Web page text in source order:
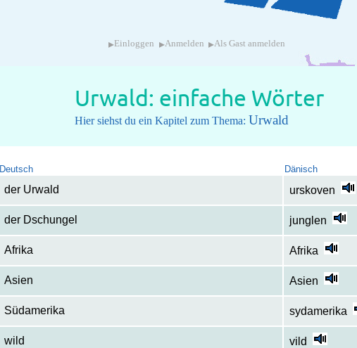
▸ Einloggen ▸Anmelden ▸Als Gast anmelden
Urwald: einfache Wörter
Hier siehst du ein Kapitel zum Thema: Urwald
Deutsch Dänisch
der Urwald urskoven
der Dschungel junglen
Afrika Afrika
Asien Asien
Südamerika sydamerika
wild vild